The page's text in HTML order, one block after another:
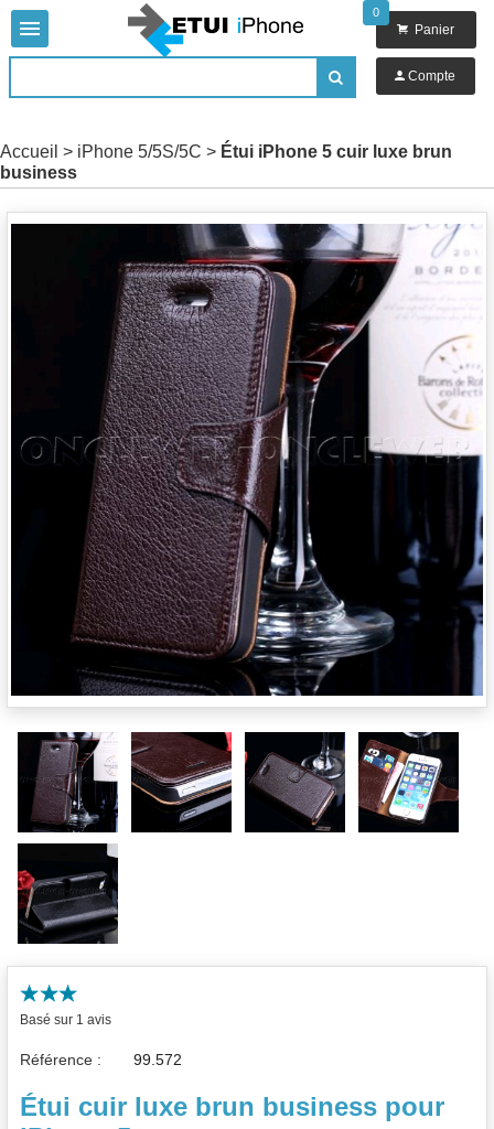


0
 Panier
 Compte
Accueil > iPhone 5/5S/5C > Étui iPhone 5 cuir luxe brun
business
Basé sur 1 avis
Référence :
Étui cuir luxe brun business pour